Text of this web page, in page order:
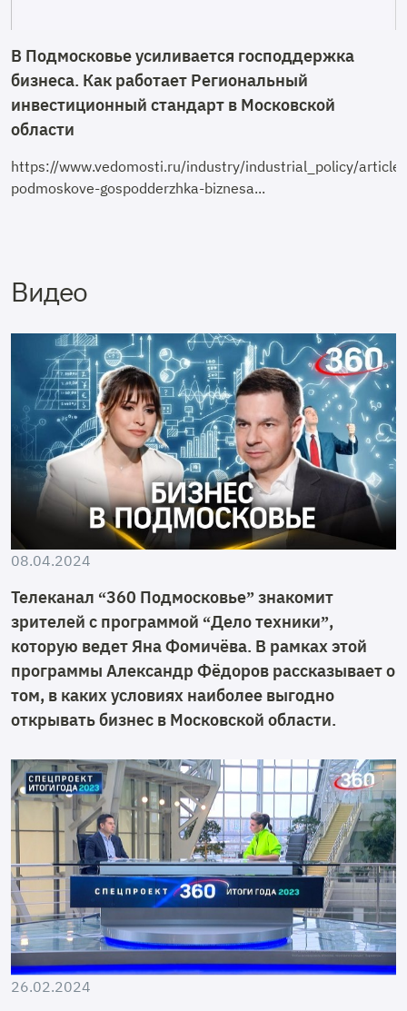
В Подмосковье усиливается господдержка
бизнеса. Как работает Региональный
инвестиционный стандарт в Московской
области
https://www.vedomosti.ru/industry/industrial_policy/
podmoskove-gospodderzhka-biznesa...
Видео
08.04.2024
Телеканал “360 Подмосковье” знакомит
зрителей с программой “Дело техники”,
которую ведет Яна Фомичёва. В рамках этой
программы Александр Фёдоров рассказывает о
том, в каких условиях наиболее выгодно
открывать бизнес в Московской области.
26.02.2024